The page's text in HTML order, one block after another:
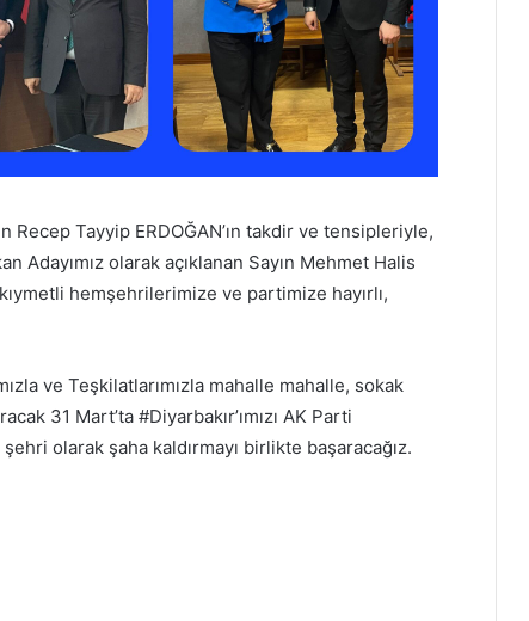
Recep Tayyip ERDOĞAN’ın takdir ve tensipleriyle,
Adayımız olarak açıklanan Sayın Mehmet Halis
hemşehrilerimize ve partimize hayırlı,
ve Teşkilatlarımızla mahalle mahalle, sokak
31 Mart’ta #Diyarbakır’ımızı AK Parti
olarak şaha kaldırmayı birlikte başaracağız.